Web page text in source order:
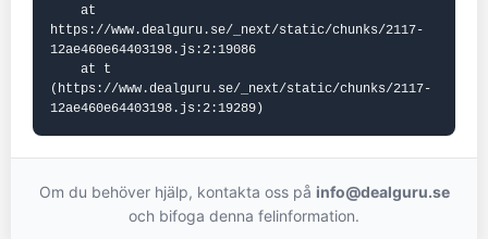
https://www.dealguru.se/_next/static/chunks/2117-
12ae460e64403198.js:2:19086
(https://www.dealguru.se/_next/static/chunks/2117-
12ae460e64403198.js:2:19289)
Om du behöver hjälp, kontakta oss på info@dealguru.se
och bifoga denna felinformation.